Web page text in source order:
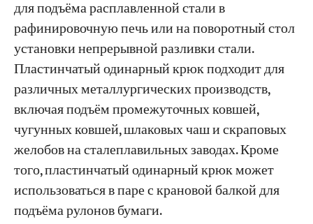
для подъёма расплавленной стали в
рафинировочную печь или на поворотный стол
установки непрерывной разливки стали.
Пластинчатый одинарный крюк подходит для
различных металлургических производств,
включая подъём промежуточных ковшей,
чугунных ковшей, шлаковых чаш и скраповых
желобов на сталеплавильных заводах. Кроме
того, пластинчатый одинарный крюк может
использоваться в паре с крановой балкой для
подъёма рулонов бумаги.